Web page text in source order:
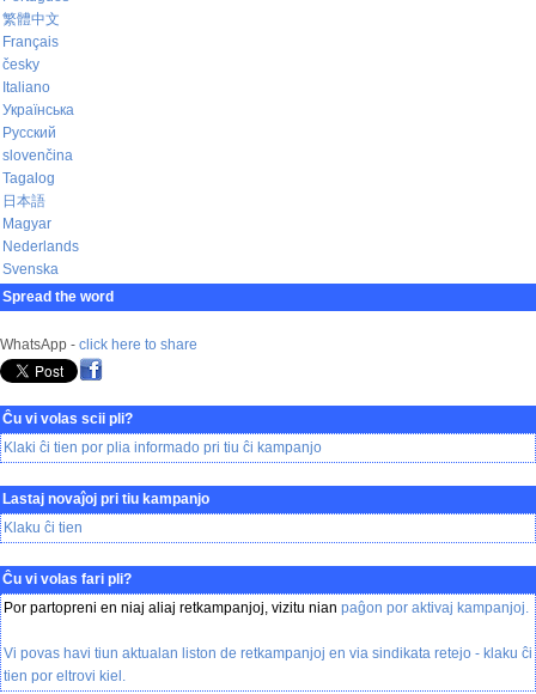
繁體中文
Français
česky
Italiano
Українська
Русский
slovenčina
Tagalog
日本語
Magyar
Nederlands
Svenska
Spread the word
WhatsApp - click here to share
Ĉu vi volas scii pli?
Klaki ĉi tien por plia informado pri tiu ĉi kampanjo
Lastaj novaĵoj pri tiu kampanjo
Klaku ĉi tien
Ĉu vi volas fari pli?
Por partopreni en niaj aliaj retkampanjoj, vizitu nian paĝon por aktivaj kampanjoj.
Vi povas havi tiun aktualan liston de retkampanjoj en via sindikata retejo - klaku ĉi
tien por eltrovi kiel.